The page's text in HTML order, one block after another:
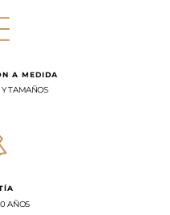
A MEDIDA
TAMAÑOS
AÑOS